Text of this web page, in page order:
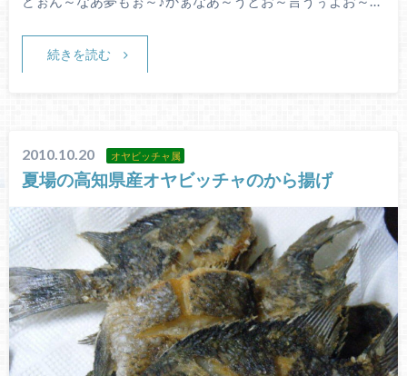
続きを読む
2010.10.20 オヤビッチャ属
夏場の高知県産オヤビッチャのから揚げ